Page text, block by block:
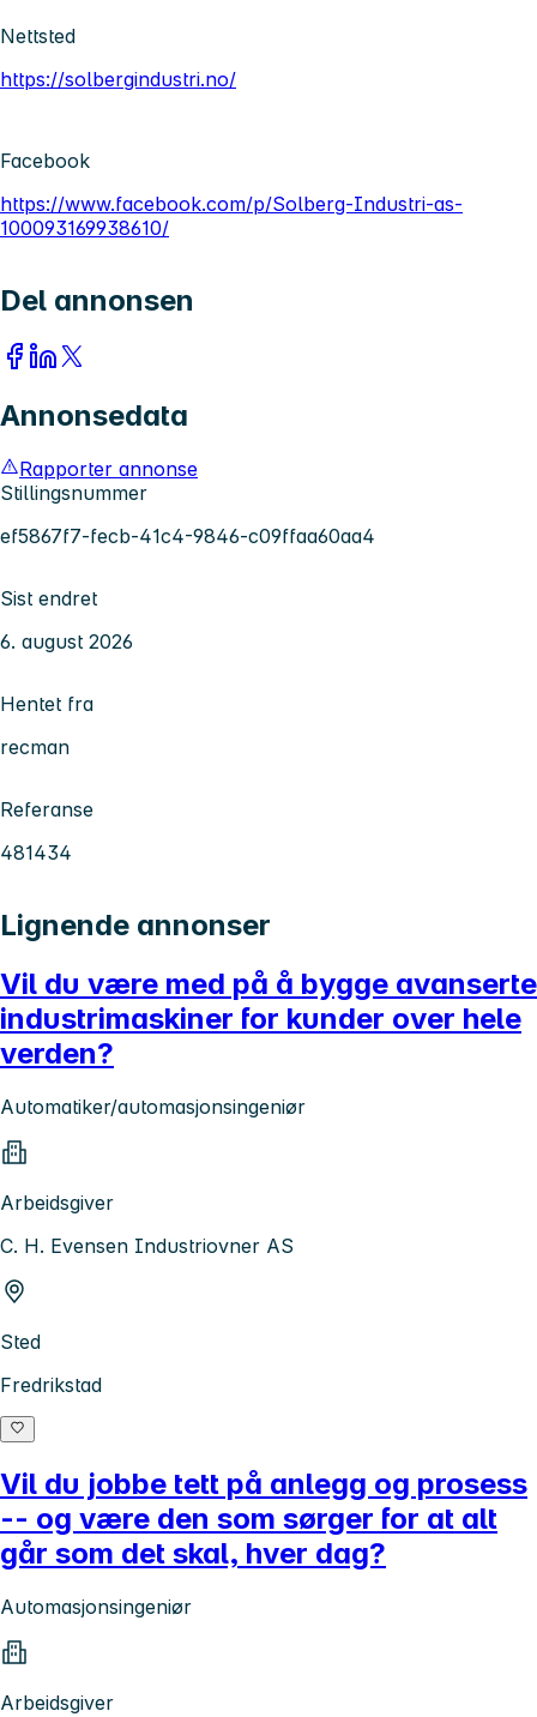
Nettsted
https://solbergindustri.no/
Facebook
https://www.facebook.com/p/Solberg-Industri-as-
100093169938610/
Del annonsen
Annonsedata
Rapporter annonse
Stillingsnummer
ef5867f7-fecb-41c4-9846-c09ffaa60aa4
Sist endret
6. august 2026
Hentet fra
recman
Referanse
481434
Lignende annonser
Vil du være med på å bygge avanserte
industrimaskiner for kunder over hele
verden?
Automatiker/automasjonsingeniør
Arbeidsgiver
C. H. Evensen Industriovner AS
Sted
Fredrikstad
Vil du jobbe tett på anlegg og prosess
-- og være den som sørger for at alt
går som det skal, hver dag?
Automasjonsingeniør
Arbeidsgiver